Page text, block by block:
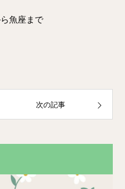
魚座まで
次の記事